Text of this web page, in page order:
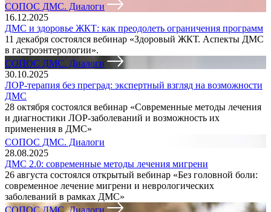
СОПОС ДМС. Диалоги
16.12.2025
ДМС и здоровье ЖКТ: как преодолеть ограничения программ
11 декабря состоялся вебинар «Здоровый ЖКТ. Аспекты ДМС
в гастроэнтерологии».
СОПОС ДМС. Диалоги
30.10.2025
ЛОР-терапия без преград: экспертный взгляд на возможности
ДМС
28 октября состоялся вебинар «Современные методы лечения
и диагностики ЛОР-заболеваний и возможность их
применения в ДМС»
СОПОС ДМС. Диалоги
28.08.2025
ДМС 2.0: современные методы лечения мигрени
26 августа состоялся открытый вебинар «Без головной боли:
современное лечение мигрени и неврологических
заболеваний в рамках ДМС»
СОПОС ДМС. Диалоги